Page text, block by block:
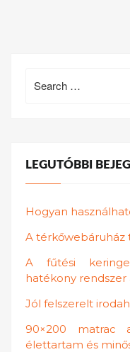
for:
LEGUTÓBBI
Hogyan
A térkőwebáruház
A fűtési
hatékony rendszer
Jól felszerelt
90×200 matrac
élettartam és